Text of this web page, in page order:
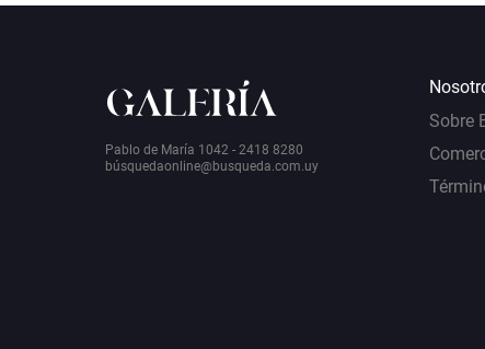
Pablo de María 1042 - 2418 8280
búsquedaonline@busqueda.com.uy
Sobre